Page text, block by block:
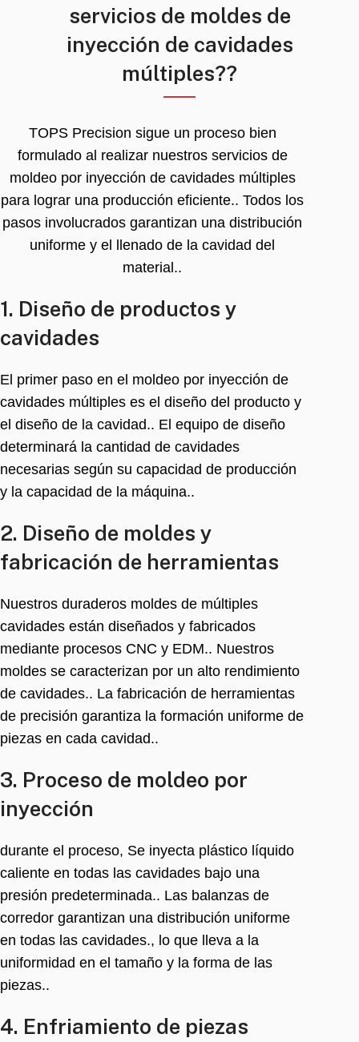
servicios de moldes de
inyección de cavidades
múltiples??
TOPS Precision sigue un proceso bien
formulado al realizar nuestros servicios de
moldeo por inyección de cavidades múltiples
para lograr una producción eficiente.. Todos los
pasos involucrados garantizan una distribución
uniforme y el llenado de la cavidad del
material..
1. Diseño de productos y
cavidades
El primer paso en el moldeo por inyección de
cavidades múltiples es el diseño del producto y
el diseño de la cavidad.. El equipo de diseño
determinará la cantidad de cavidades
necesarias según su capacidad de producción
y la capacidad de la máquina..
2. Diseño de moldes y
fabricación de herramientas
Nuestros duraderos moldes de múltiples
cavidades están diseñados y fabricados
mediante procesos CNC y EDM.. Nuestros
moldes se caracterizan por un alto rendimiento
de cavidades.. La fabricación de herramientas
de precisión garantiza la formación uniforme de
piezas en cada cavidad..
3. Proceso de moldeo por
inyección
durante el proceso, Se inyecta plástico líquido
caliente en todas las cavidades bajo una
presión predeterminada.. Las balanzas de
corredor garantizan una distribución uniforme
en todas las cavidades., lo que lleva a la
uniformidad en el tamaño y la forma de las
piezas..
4. Enfriamiento de piezas